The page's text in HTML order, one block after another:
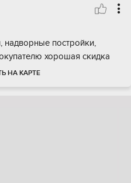
надворные постройки,
хорошая скидка
НА КАРТЕ